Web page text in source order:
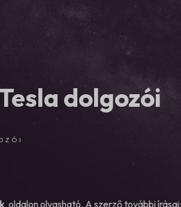
dolgozói
oldalon olvasható. A szerző további írásai: